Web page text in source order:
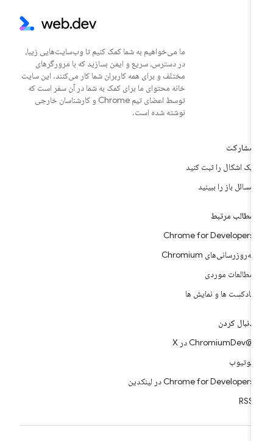
ما می‌خواهیم به شما کمک کنیم تا وب‌سایت‌هایی زیبا،
در دسترس، سریع و ایمن بسازید که با مرورگرهای
مختلف و برای همه کاربران شما کار می‌کنند. این سایت
خانه محتوای ما برای کمک به شما در آن سفر است که
توسط اعضای تیم Chrome و کارشناسان خارجی
نوشته شده است.
مشارکت
یک اشکال را ثبت کنید
مسائل باز را ببینید
مطالب مرتبط
Chrome for Developers
به‌روزرسانی‌های Chromium
مطالعات موردی
پادکست ها و نمایش ها
دنبال کردن
یوتیوب
Chrome for Developers در لینکدین